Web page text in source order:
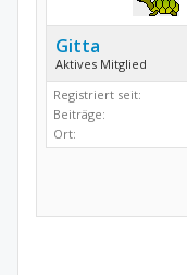
Gitta
Aktives Mitglied
Registriert seit:
Beiträge:
Ort: